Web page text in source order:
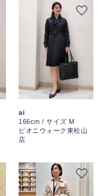
ai
166cm / サイズ M
ピオニウォーク東松山
店